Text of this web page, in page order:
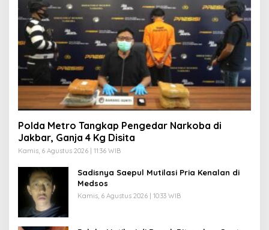
Polda Metro Tangkap Pengedar Narkoba di
Jakbar, Ganja 4 Kg Disita
Kamis, 6 Agustus 2026 | 11:36 WIB
Sadisnya Saepul Mutilasi Pria Kenalan di
Medsos
Kamis, 6 Agustus 2026 | 10:33 WIB